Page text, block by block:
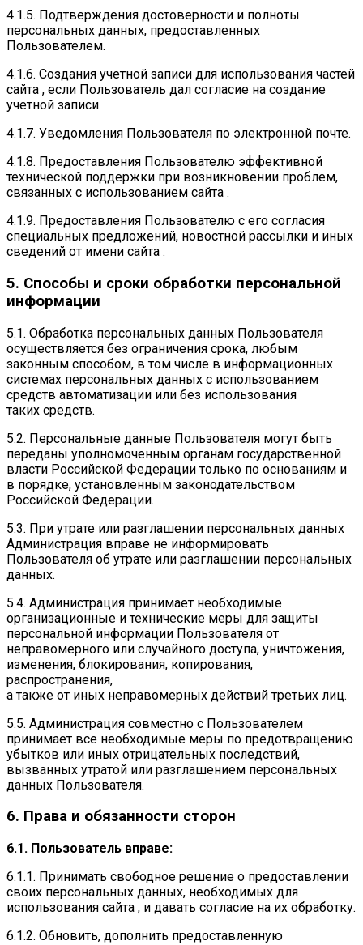
4.1.5. Подтверждения достоверности и полноты
персональных данных, предоставленных
Пользователем.
4.1.6. Создания учетной записи для использования частей
сайта , если Пользователь дал согласие на создание
учетной записи.
4.1.7. Уведомления Пользователя по электронной почте.
4.1.8. Предоставления Пользователю эффективной
технической поддержки при возникновении проблем,
связанных с использованием сайта .
4.1.9. Предоставления Пользователю с его согласия
специальных предложений, новостной рассылки и иных
сведений от имени сайта .
5. Способы и сроки обработки персональной
информации
5.1. Обработка персональных данных Пользователя
осуществляется без ограничения срока, любым
законным способом, в том числе в информационных
системах персональных данных с использованием
средств автоматизации или без использования
таких средств.
5.2. Персональные данные Пользователя могут быть
переданы уполномоченным органам государственной
власти Российской Федерации только по основаниям и
в порядке, установленным законодательством
Российской Федерации.
5.3. При утрате или разглашении персональных данных
Администрация вправе не информировать
Пользователя об утрате или разглашении персональных
данных.
5.4. Администрация принимает необходимые
организационные и технические меры для защиты
персональной информации Пользователя от
неправомерного или случайного доступа, уничтожения,
изменения, блокирования, копирования,
распространения,
а также от иных неправомерных действий третьих лиц.
5.5. Администрация совместно с Пользователем
принимает все необходимые меры по предотвращению
убытков или иных отрицательных последствий,
вызванных утратой или разглашением персональных
данных Пользователя.
6. Права и обязанности сторон
6.1. Пользователь вправе:
6.1.1. Принимать свободное решение о предоставлении
своих персональных данных, необходимых для
использования сайта , и давать согласие на их обработку.
6.1.2. Обновить, дополнить предоставленную